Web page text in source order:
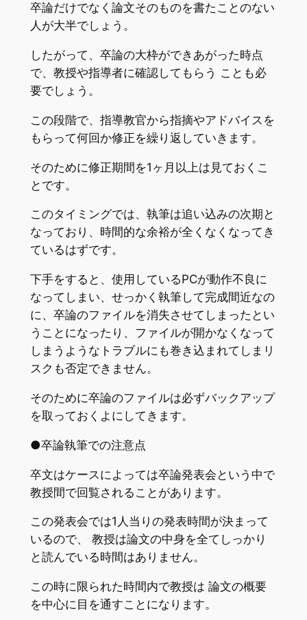
卒論だけでなく論文そのものを書たことのない
人が大半でしょう。
したがって、卒論の大枠ができあがった時点
で、教授や指導者に確認してもらう ことも必
要でしょう。
この段階で、指導教官から指摘やアドバイスを
もらって何回か修正を繰り返していきます。
そのために修正期間を1ヶ月以上は見ておくこ
とです。
このタイミングでは、執筆は追い込みの次期と
なっており、時間的な余裕が全くなくなってき
ているはずです。
下手をすると、使用しているPCが動作不良に
なってしまい、せっかく執筆して完成間近なの
に、卒論のファイルを消失させてしまったとい
うことになったり、ファイルが開かなくなって
しまうようなトラブルにも巻き込まれてしまリ
スクも否定できません。
そのために卒論のファイルは必ずバックアップ
を取っておくよにしてきます。
●卒論執筆での注意点
卒文はケースによっては卒論発表会という中で
教授間で回覧されることがあります。
この発表会では1人当りの発表時間が決まって
いるので、 教授は論文の中身を全てしっかり
と読んでいる時間はありません。
この時に限られた時間内で教授は 論文の概要
を中心に目を通すことになります。